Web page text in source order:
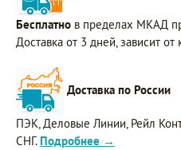
Бесплатно в пределах МКАД
Доставка от 3 дней, зависит от
Доставка по России
ПЭК, Деловые Линии, Рейл
СНГ. Подробнее →